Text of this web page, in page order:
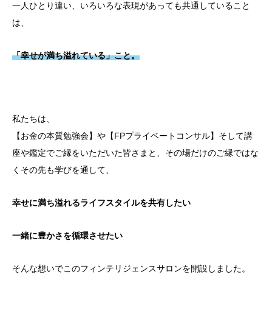
一人ひとり違い、いろいろな表現があっても共通していること
は、
「幸せが満ち溢れている」こと。
私たちは、
【お金の本質勉強会】や【FPプライベートコンサル】そして講
座や鑑定でご縁をいただいた皆さまと、その場だけのご縁ではな
くその先も学びを通して、
幸せに満ち溢れるライフスタイルを共有したい
一緒に豊かさを循環させたい
そんな想いでこのフィンテリジェンスサロンを開設しました。